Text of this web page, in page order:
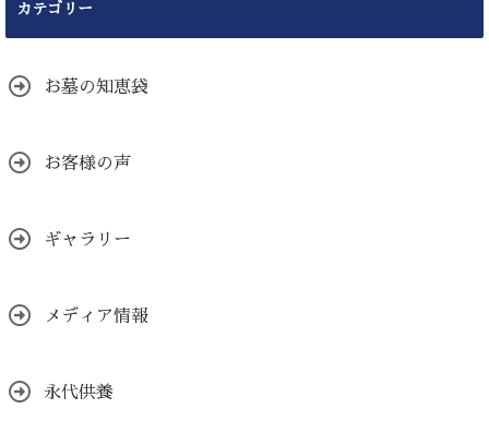
カテゴリー
お墓の知恵袋
お客様の声
ギャラリー
メディア情報
永代供養